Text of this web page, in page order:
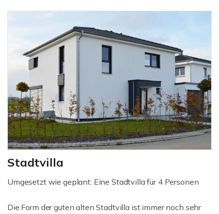
Stadtvilla
Umgesetzt wie geplant: Eine Stadtvilla für 4 Personen
Die Form der guten alten Stadtvilla ist immer noch sehr